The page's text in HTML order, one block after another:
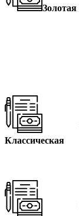
Золотая
Классическая